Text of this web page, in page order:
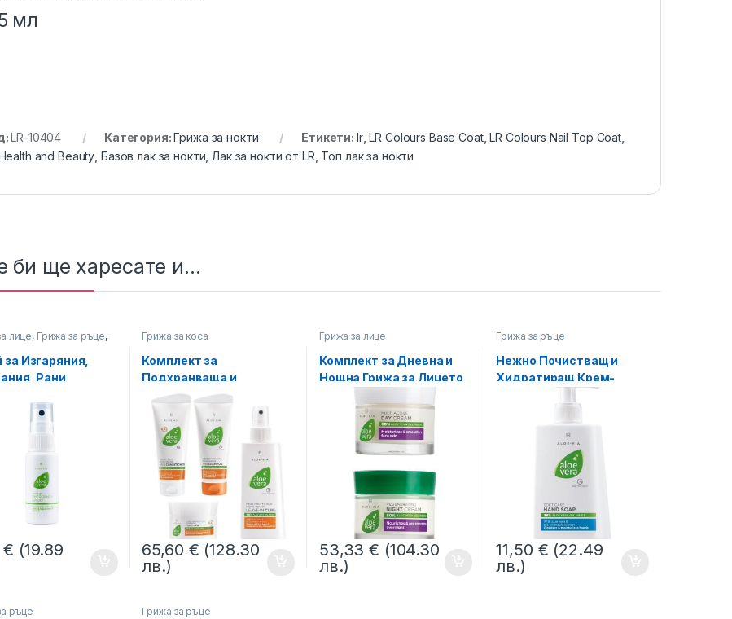
мл
LR-10404 Категория:Грижа за нокти Етикети: lr,LR Colours Base Coat,LR Colours Nail Top Coat,
and Beauty Базов лак за нокти Лак за нокти от LR Топ лак за нокти
би ще харесате и...
лице, Грижа за ръце,
тяло
за Изгаряния,
Рани,
мл Малък
€ (19.89
Грижа за коса
Комплект за
Подхранваща и
Укрепваща Грижа за
Косата Aloe Vera Nutri
Repair
65,60 € (128.30
лв.)
Грижа за лице
Комплект за Дневна и
Нощна Грижа за Лицето,
53,33€ (104.30
лв.)
Грижа за ръце
Нежно Почистващ и
Хидратиращ Крем-
11,50 € (22.49
лв.)
ръце Грижа за ръце